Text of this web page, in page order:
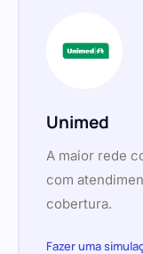
Unimed
A maior rede
com
cobertura.
Fazer uma